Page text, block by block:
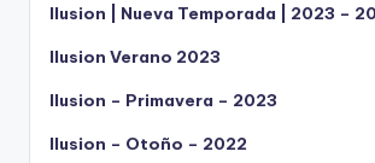
Ilusion | Nueva Temporada | 2023 –
Ilusion Verano 2023
Ilusion – Primavera – 2023
Ilusion – Otoño – 2022